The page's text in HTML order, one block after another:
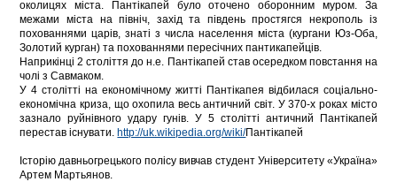
околицях міста. Пантікапей було оточено оборонним муром. За
межами міста на північ, захід та південь простягся некрополь із
похованнями царів, знаті з числа населення міста (кургани Юз-Оба,
Золотий курган) та похованнями пересічних пантикапейців.
Наприкінці 2 століття до н.е. Пантікапей став осередком повстання на
чолі з Савмаком.
У 4 столітті на економічному житті Пантікапея відбилася соціально-
економічна криза, що охопила весь античний світ. У 370-х роках місто
зазнало руйнівного удару гунів. У 5 столітті античний Пантікапей
перестав існувати. http://uk.wikipedia.org/wiki/Пантікапей
Історію давньогрецького полісу вивчав студент Університету «Україна»
Артем Мартьянов.